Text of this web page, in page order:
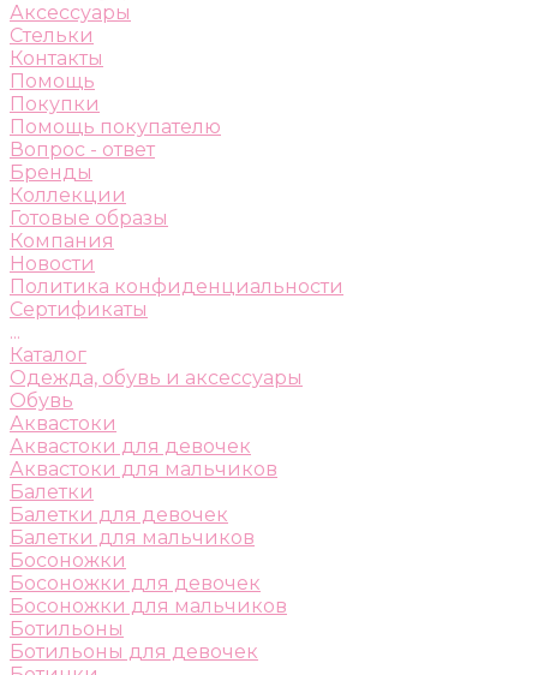
Аксессуары
Стельки
Контакты
Помощь
Покупки
Помощь покупателю
Вопрос - ответ
Бренды
Коллекции
Готовые образы
Компания
Новости
Политика конфиденциальности
Сертификаты
...
Каталог
Одежда, обувь и аксессуары
Обувь
Аквастоки
Аквастоки для девочек
Аквастоки для мальчиков
Балетки
Балетки для девочек
Балетки для мальчиков
Босоножки
Босоножки для девочек
Босоножки для мальчиков
Ботильоны
Ботильоны для девочек